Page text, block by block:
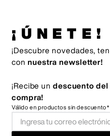
¡ÚNETE!
¡Descubre novedades,
con nuestra newsletter!
¡Recibe un descuento del
compra!
Válido en productos sin descuento*